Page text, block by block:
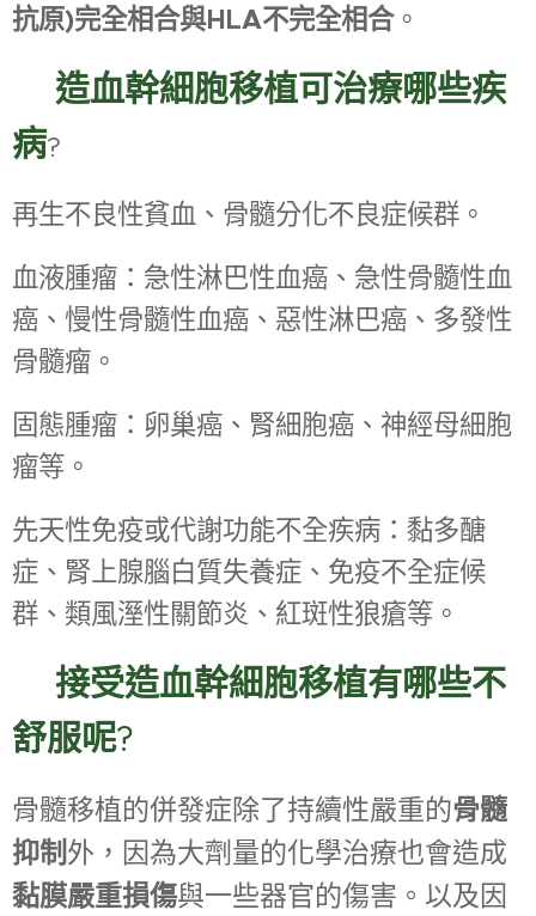
抗原)完全相合與HLA不完全相合。
造血幹細胞移植可治療哪些疾
病?
再生不良性貧血、骨髓分化不良症候群。
血液腫瘤：急性淋巴性血癌、急性骨髓性血
癌、慢性骨髓性血癌、惡性淋巴癌、多發性
骨髓瘤。
固態腫瘤：卵巢癌、腎細胞癌、神經母細胞
瘤等。
先天性免疫或代謝功能不全疾病：黏多醣
症、腎上腺腦白質失養症、免疫不全症候
群、類風溼性關節炎、紅斑性狼瘡等。
接受造血幹細胞移植有哪些不
舒服呢?
骨髓移植的併發症除了持續性嚴重的骨髓
抑制 外，因為大劑量的化學治療也會造成
黏膜嚴重損傷與一些器官的傷害。以及因